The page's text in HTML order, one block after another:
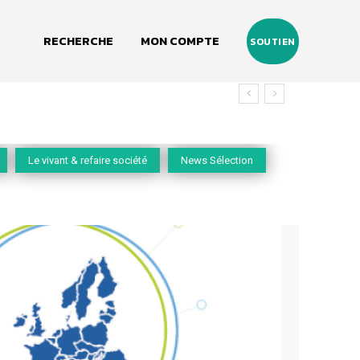
RECHERCHE MON COMPTE SOUTIEN
Le vivant & refaire société News Sélection